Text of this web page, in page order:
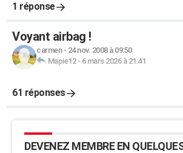
1 réponse
Voyant airbag !
carmen- 24 nov. 2008 à 09:50
Mapie12- 6 mars 2026 à 21:41
61 réponses
DEVENEZ MEMBRE EN